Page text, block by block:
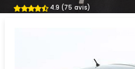
4.9 (75 avis)